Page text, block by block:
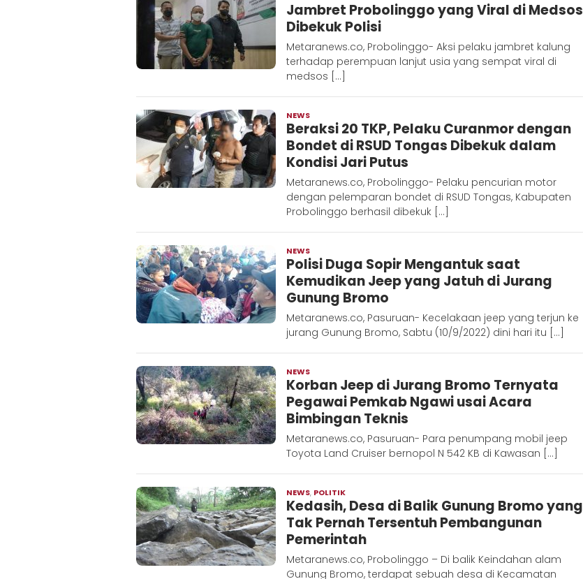
Metaranews
Jambret Probolinggo yang Viral di Medsos
Dibekuk Polisi
Metaranews.co, Probolinggo- Aksi pelaku jambret kalung
terhadap perempuan lanjut usia yang sempat viral di
medsos […]
NEWS
Metaranews
Beraksi 20 TKP, Pelaku Curanmor dengan
Bondet di RSUD Tongas Dibekuk dalam
Kondisi Jari Putus
Metaranews.co, Probolinggo- Pelaku pencurian motor
dengan pelemparan bondet di RSUD Tongas, Kabupaten
Probolinggo berhasil dibekuk […]
NEWS
Metaranews
Polisi Duga Sopir Mengantuk saat
Kemudikan Jeep yang Jatuh di Jurang
Gunung Bromo
Metaranews.co, Pasuruan- Kecelakaan jeep yang terjun ke
jurang Gunung Bromo, Sabtu (10/9/2022) dini hari itu […]
NEWS
Metaranews
Korban Jeep di Jurang Bromo Ternyata
Pegawai Pemkab Ngawi usai Acara
Bimbingan Teknis
Metaranews.co, Pasuruan- Para penumpang mobil jeep
Toyota Land Cruiser bernopol N 542 KB di Kawasan […]
NEWS, POLITIK
Metara
Kedasih, Desa di Balik Gunung Bromo yang
Tak Pernah Tersentuh Pembangunan
Pemerintah
Metaranews.co, Probolinggo – Di balik Keindahan alam
Gunung Bromo, terdapat sebuah desa di Kecamatan